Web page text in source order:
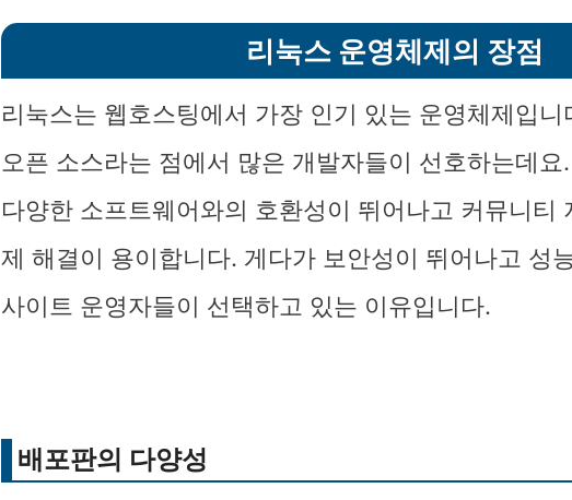
리눅스 운영체제의 장점
리눅스는 웹호스팅에서 가장 인기 있는 운영체제입
오픈 소스라는 점에서 많은 개발자들이 선호하는데요
다양한 소프트웨어와의 호환성이 뛰어나고 커뮤니티
제 해결이 용이합니다. 게다가 보안성이 뛰어나고 성
사이트 운영자들이 선택하고 있는 이유입니다.
배포판의 다양성